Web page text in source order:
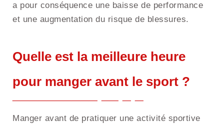
a pour conséquence une baisse de performance
et une augmentation du risque de blessures.
Quelle est la meilleure heure
pour manger avant le sport ?
Manger avant de pratiquer une activité sportive